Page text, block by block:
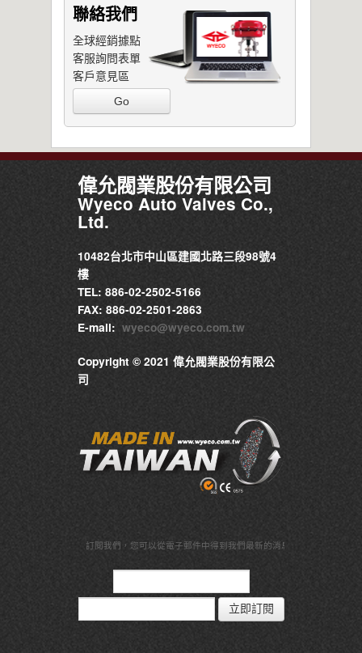
聯絡我們
全球經銷據點
客服詢問表單
客戶意見區
Go
偉允閥業股份有限公司
Wyeco Auto Valves Co.,
Ltd.
10482台北市中山區建國北路三段98號4
樓
TEL: 886-02-2502-5166
FAX: 886-02-2501-2863
E-mail: wyeco@wyeco.com.tw
Copyright © 2021 偉允閥業股份有限公
司
訂閱我們， 您可以從電子郵件中得到我們最新的消息與資訊
立即訂閱